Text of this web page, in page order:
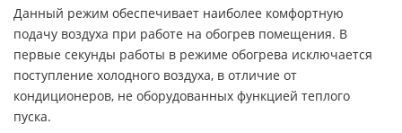
Данный режим обеспечивает наиболее комфортную
подачу воздуха при работе на обогрев помещения. В
первые секунды работы в режиме обогрева исключается
поступление холодного воздуха, в отличие от
кондиционеров, не оборудованных функцией теплого
пуска.